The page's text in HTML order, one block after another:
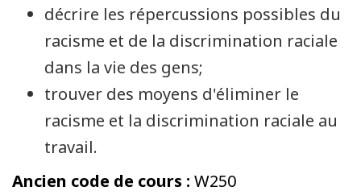
décrire les répercussions possibles du
racisme et de la discrimination raciale
dans la vie des gens;
trouver des moyens d'éliminer le
racisme et la discrimination raciale au
travail.
Ancien code de cours : W250